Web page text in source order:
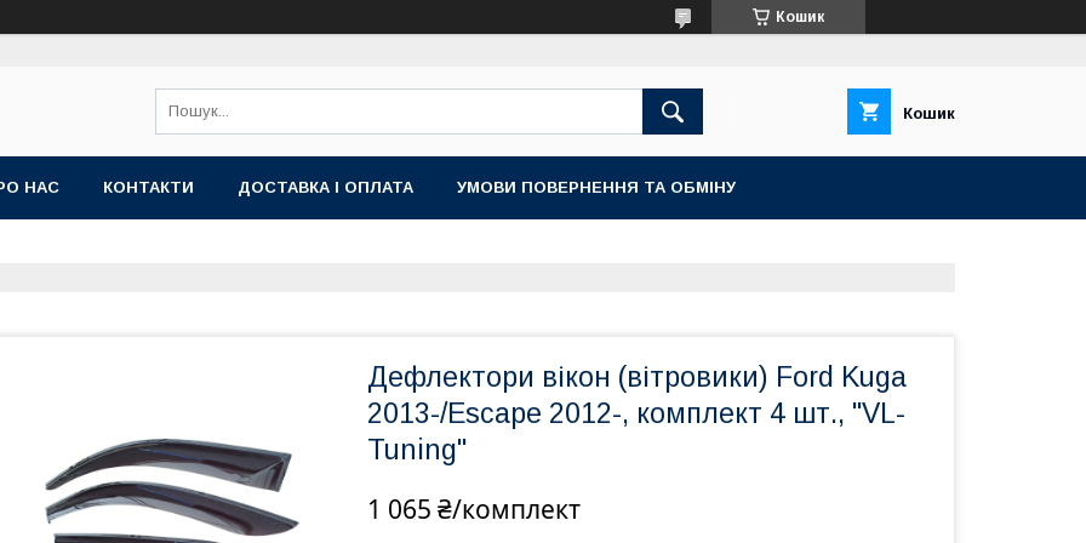
Кошик
Кошик
НАС КОНТАКТИ ДОСТАВКА І ОПЛАТА УМОВИ ПОВЕРНЕННЯ ТА ОБМІНУ
Дефлектори вікон (вітровики) Ford Kuga
2013-/Escape 2012-, комплект 4 шт., "VL-
Tuning"
1 065 ₴/комплект